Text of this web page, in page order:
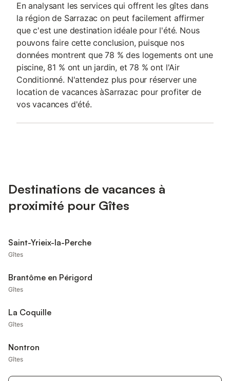
En analysant les services qui offrent les gîtes dans
la région de Sarrazac on peut facilement affirmer
que c'est une destination idéale pour l'été. Nous
pouvons faire cette conclusion, puisque nos
données montrent que 78 % des logements ont une
piscine, 81 % ont un jardin, et 78 % ont l'Air
Conditionné. N'attendez plus pour réserver une
location de vacances àSarrazac pour profiter de
vos vacances d'été.
Destinations de vacances à
proximité pour Gîtes
Saint-Yrieix-la-Perche
Gîtes
Brantôme en Périgord
Gîtes
La Coquille
Gîtes
Nontron
Gîtes